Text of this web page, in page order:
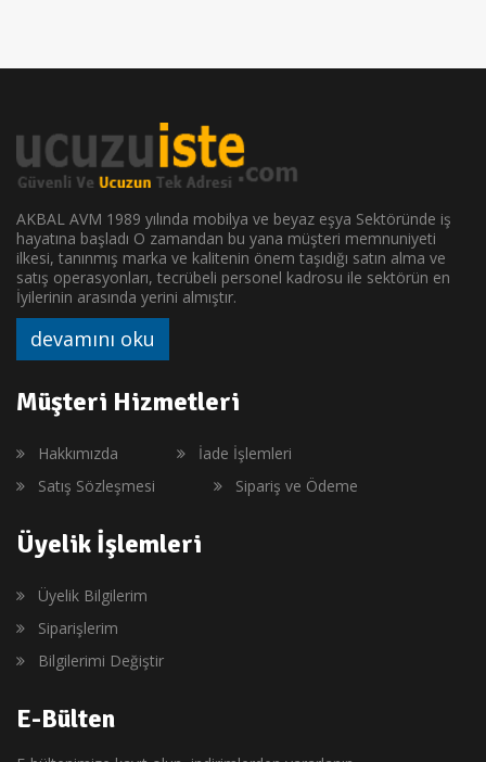
AKBAL AVM 1989 yılında mobilya ve beyaz eşya Sektöründe iş
hayatına başladı O zamandan bu yana müşteri memnuniyeti
ilkesi, tanınmış marka ve kalitenin önem taşıdığı satın alma ve
satış operasyonları, tecrübeli personel kadrosu ile sektörün en
İyilerinin arasında yerini almıştır.
devamını oku
Müşteri Hizmetleri
Hakkımızda
İade İşlemleri
Satış Sözleşmesi
Sipariş ve Ödeme
Üyelik İşlemleri
Üyelik Bilgilerim
Siparişlerim
Bilgilerimi Değiştir
E-Bülten